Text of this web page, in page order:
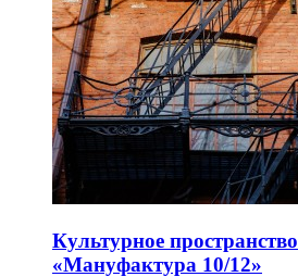
Культурное пространство
«Мануфактура 10/12»